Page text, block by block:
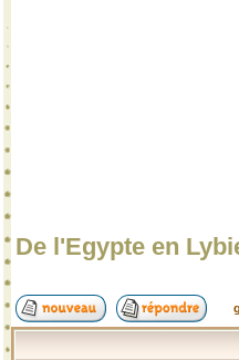
De l'Egypte en